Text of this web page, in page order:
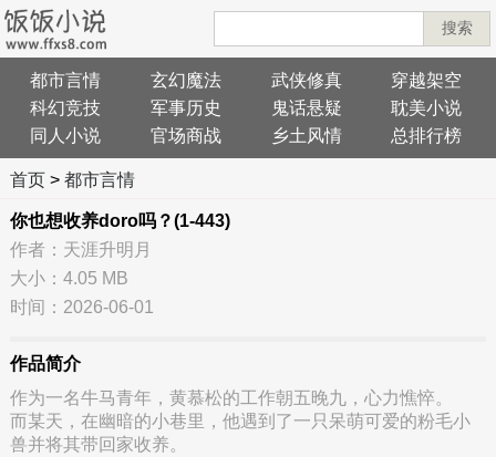
搜索
都市言情 玄幻魔法 武侠修真
穿越架空
科幻竞技
军事历史 鬼话悬疑
耽美小说
同人小说
官场商战 乡土风情 总排行榜
首页> 都市言情
你也想收养doro吗？(1-443)
作者：天涯升明月
大小：4.05 MB
时间：2026-06-01
作品简介
作为一名牛马青年，黄慕松的工作朝五晚九，心力憔悴。
而某天，在幽暗的小巷里，他遇到了一只呆萌可爱的粉毛小
兽并将其带回家收养。